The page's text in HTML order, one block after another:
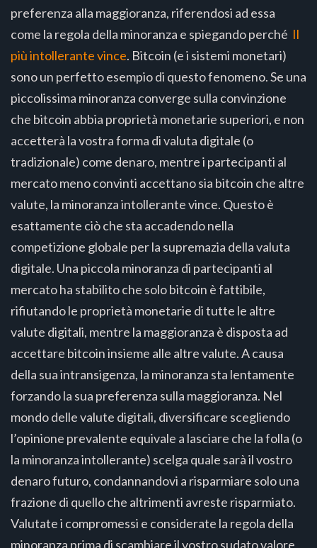
preferenza alla maggioranza, riferendosi ad essa
come la regola della minoranza e spiegando perché Il
più intollerante vince. Bitcoin (e i sistemi monetari)
sono un perfetto esempio di questo fenomeno. Se una
piccolissima minoranza converge sulla convinzione
che bitcoin abbia proprietà monetarie superiori, e non
accetterà la vostra forma di valuta digitale (o
tradizionale) come denaro, mentre i partecipanti al
mercato meno convinti accettano sia bitcoin che altre
valute, la minoranza intollerante vince. Questo è
esattamente ciò che sta accadendo nella
competizione globale per la supremazia della valuta
digitale. Una piccola minoranza di partecipanti al
mercato ha stabilito che solo bitcoin è fattibile,
rifiutando le proprietà monetarie di tutte le altre
valute digitali, mentre la maggioranza è disposta ad
accettare bitcoin insieme alle altre valute. A causa
della sua intransigenza, la minoranza sta lentamente
forzando la sua preferenza sulla maggioranza. Nel
mondo delle valute digitali, diversificare scegliendo
l’opinione prevalente equivale a lasciare che la folla (o
la minoranza intollerante) scelga quale sarà il vostro
denaro futuro, condannandovi a risparmiare solo una
frazione di quello che altrimenti avreste risparmiato.
Valutate i compromessi e considerate la regola della
minoranza prima di scambiare il vostro sudato valore